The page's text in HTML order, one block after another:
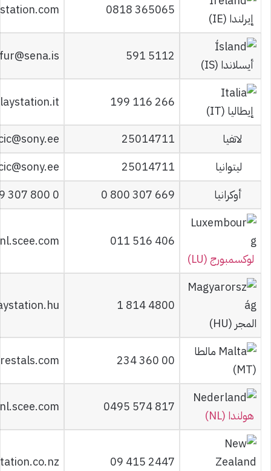
إيرلندا (IE)
0818 365065
أيسلاندا (IS)
591 5112
إيطاليا (IT)
199 116 266
لاتفيا 25014711
ليتوانيا
25014711
أوكرانيا
0 800 307 669
0 800 307 669
لوكسمبورج (LU)
011 516 406
المجر (HU)
1 814 4800
مالطا
(MT)
234 360 00
هولندا (NL)
0495 574 817
09 415 2447